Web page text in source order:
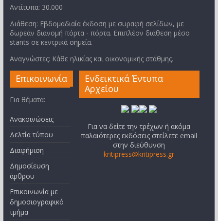
Αντίτυπα: 30.000
Διάθεση: Εβδομαδιαία έκδοση με συραφή σελίδων, με
δωρεάν διανομή πόρτα - πόρτα. Επιπλέον διάθεση μέσο
stants σε κεντρικά σημεία.
Αναγνώστες: Κάθε ηλικίας και οικονομικής στάθμης.
Επικοινωνία
Για θέματα:
Ανακοινώσεις
Δελτία τύπου
Διαφήμιση
Δημοσίευση
άρθρου
Επικοινωνία με
δημοσιογραφικό
τμήμα
Ενδεικτικά Έντυπα
Αρχείου
Για να δείτε την τρέχων ή ακόμα
παλαιότερες εκδόσεις στείλετε email
στην διεύθυνση
kritipress@kritipress.gr